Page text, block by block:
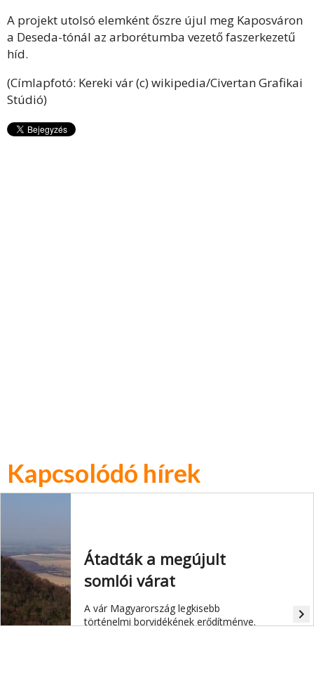
A projekt utolsó elemként őszre újul meg Kaposváron
a Deseda-tónál az arborétumba vezető faszerkezetű
híd.
(Címlapfotó: Kereki vár (c) wikipedia/Civertan Grafikai
Stúdió)
Kapcsolódó hírek
Átadták a megújult
somlói várat
A vár Magyarország legkisebb
történelmi borvidékének erődítménye.
navigate_next